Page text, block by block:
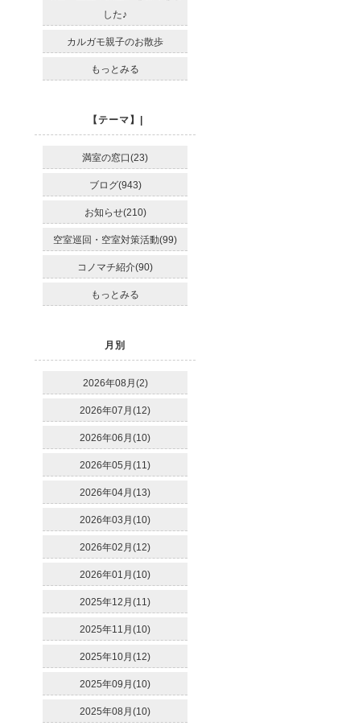
した♪
カルガモ親子のお散歩
もっとみる
【テーマ】|
満室の窓口(23)
ブログ(943)
お知らせ(210)
空室巡回・空室対策活動(99)
コノマチ紹介(90)
もっとみる
月別
2026年08月(2)
2026年07月(12)
2026年06月(10)
2026年05月(11)
2026年04月(13)
2026年03月(10)
2026年02月(12)
2026年01月(10)
2025年12月(11)
2025年11月(10)
2025年10月(12)
2025年09月(10)
2025年08月(10)